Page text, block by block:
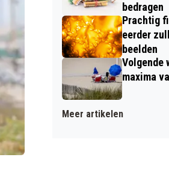
bedragen
Prachtig
eerder
beelden
Volgende
maxima
Meer artikelen